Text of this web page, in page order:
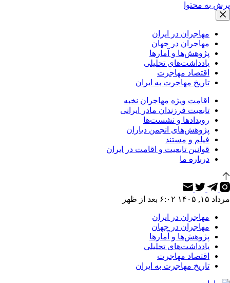
پرش به محتوا
مهاجران در ایران
مهاجران در جهان
پژوهش‌ها و آمارها
یادداشت‌های تحلیلی
اقتصاد مهاجرت
تاریخ مهاجرت به ایران
اقامت ویژه مهاجران نخبه
تابعیت فرزندان مادر ایرانی
رویدادها و نشست‌ها
پژوهش‌های انجمن دیاران
فیلم و مستند
قوانین تابعیت و اقامت در ایران
درباره ما
مرداد ۱۵, ۱۴۰۵ ۶:۰۲ بعد از ظهر
مهاجران در ایران
مهاجران در جهان
پژوهش‌ها و آمارها
یادداشت‌های تحلیلی
اقتصاد مهاجرت
تاریخ مهاجرت به ایران